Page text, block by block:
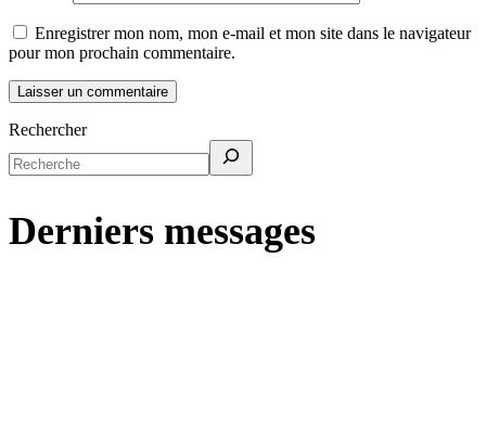
Enregistrer mon nom, mon e-mail et mon site dans le navigateur
pour mon prochain commentaire.
Rechercher
Derniers messages